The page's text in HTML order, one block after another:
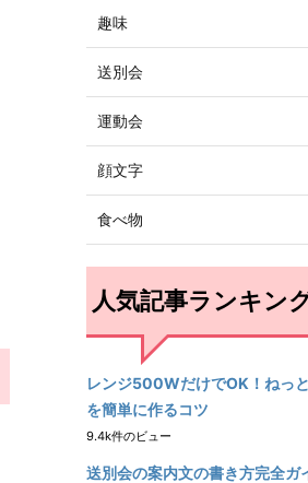
趣味
送別会
運動会
顔文字
食べ物
人気記事ランキン
レンジ500WだけでOK！ねっ
を簡単に作るコツ
9.4k件のビュー
送別会の案内文の書き方完全ガ